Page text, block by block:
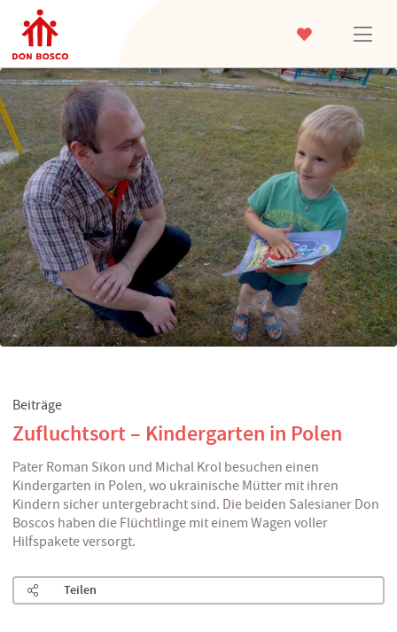
Beiträge
Zufluchtsort – Kindergarten in Polen
Pater Roman Sikon und Michal Krol besuchen einen
Kindergarten in Polen, wo ukrainische Mütter mit ihren
Kindern sicher untergebracht sind. Die beiden Salesianer Don
Boscos haben die Flüchtlinge mit einem Wagen voller
Hilfspakete versorgt.
Teilen